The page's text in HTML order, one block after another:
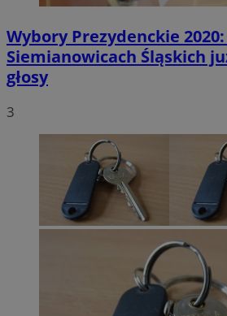
Wybory Prezydenckie 2020:
Siemianowicach Śląskich
głosy
3